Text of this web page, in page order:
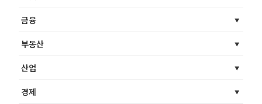
금융
부동산
산업
경제